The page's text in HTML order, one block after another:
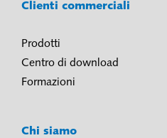
Clienti commerciali
Prodotti
Centro di download
Formazioni
Chi siamo